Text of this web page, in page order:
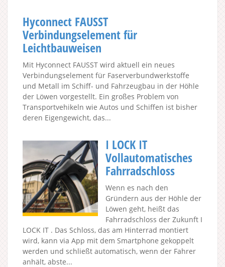
Hyconnect FAUSST
Verbindungselement für
Leichtbauweisen
Mit Hyconnect FAUSST wird aktuell ein neues
Verbindungselement für Faserverbundwerkstoffe
und Metall im Schiff- und Fahrzeugbau in der Höhle
der Löwen vorgestellt. Ein großes Problem von
Transportvehikeln wie Autos und Schiffen ist bisher
deren Eigengewicht, das...
I LOCK IT
Vollautomatisches
Fahrradschloss
Wenn es nach den
Gründern aus der Höhle der
Löwen geht, heißt das
Fahrradschloss der Zukunft I
LOCK IT . Das Schloss, das am Hinterrad montiert
wird, kann via App mit dem Smartphone gekoppelt
werden und schließt automatisch, wenn der Fahrer
anhält, abste...